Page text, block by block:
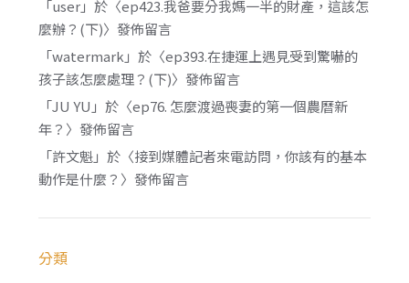
「user」於〈ep423.我爸要分我媽一半的財產，這該怎
麼辦？(下)〉發佈留言
「watermark 」於〈ep393.在捷運上遇見受到驚嚇的
孩子該怎麼處理？(下)〉發佈留言
「JU YU 」於〈ep76. 怎麼渡過喪妻的第一個農曆新
年？ 〉發佈留言
「許文魁」於〈接到媒體記者來電訪問，你該有的基本
動作是什麼？ 〉發佈留言
分類